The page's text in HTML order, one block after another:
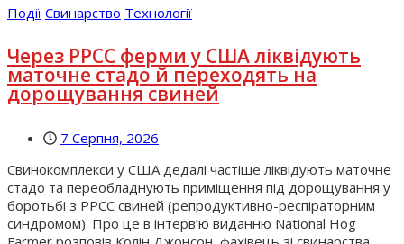
Події Свинарство Технології
Через РРСС ферми у США ліквідують
маточне стадо й переходять на
дорощування свиней
7 Серпня, 2026
Свинокомплекси у США дедалі частіше ліквідують маточне
стадо та переобладнують приміщення під дорощування у
боротьбі з РРСС свиней (репродуктивно-респіраторним
синдромом). Про це в інтерв’ю виданню National Hog